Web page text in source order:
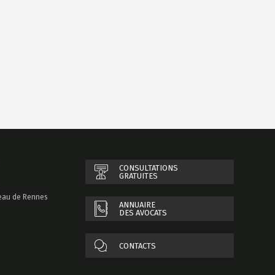
de Rennes
CONSULTATIONS
GRATUITES
ANNUAIRE
DES AVOCATS
CONTACTS